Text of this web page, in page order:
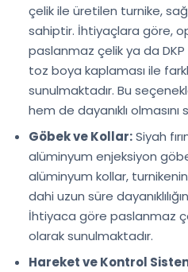
çelik ile üretilen turnike,
sahiptir. İhtiyaçlara göre,
paslanmaz çelik ya da
toz boya kaplaması ile
sunulmaktadır. Bu
hem de dayanıklı olmasını
Göbek ve Kollar:Siyah
alüminyum enjeksiyon
alüminyum kollar,
dahi uzun süre
İhtiyaca göre paslanmaz
olarak sunulmaktadır.
Hareket ve Kontrol